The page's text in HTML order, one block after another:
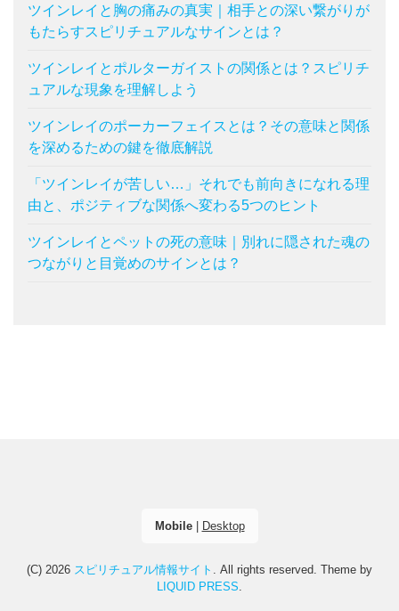
ツインレイと胸の痛みの真実｜相手との深い繋がりが
もたらすスピリチュアルなサインとは？
ツインレイとポルターガイストの関係とは？スピリチ
ュアルな現象を理解しよう
ツインレイのポーカーフェイスとは？その意味と関係
を深めるための鍵を徹底解説
「ツインレイが苦しい…」それでも前向きになれる理
由と、ポジティブな関係へ変わる5つのヒント
ツインレイとペットの死の意味｜別れに隠された魂の
つながりと目覚めのサインとは？
Mobile| Desktop
(C) 2026 スピリチュアル情報サイト . All rights reserved. Theme by
LIQUID PRESS